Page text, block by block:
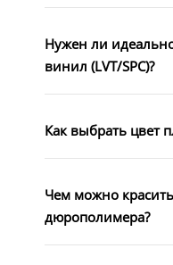
Нужен ли
винил (LVT/SPC)?
Как выбрать цвет
Чем можно
дюрополимера?